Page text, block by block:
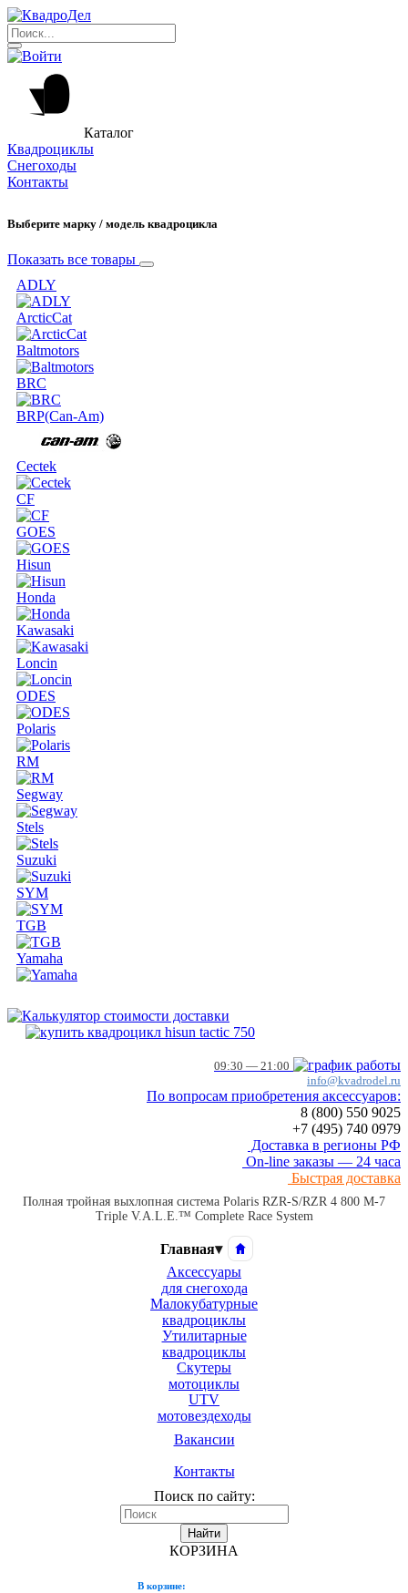
Каталог
Квадроциклы
Снегоходы
Контакты
Выберите марку / модель квадроцикла
Показать все товары
ADLY
ArcticCat
Baltmotors
BRC
BRP(Can-Am)
Cectek
CF
GOES
Hisun
Honda
Kawasaki
Loncin
ODES
Polaris
RM
Segway
Stels
Suzuki
SYM
TGB
Yamaha
09:30 — 21:00
info@kvadrodel.ru
По вопросам приобретения аксессуаров:
8 (800) 550 9025
+7 (495) 740 0979
Доставка в регионы РФ
On-line заказы — 24 часа
Быстрая доставка
Полная тройная выхлопная система Polaris RZR-S/RZR 4 800 M-7
Triple V.A.L.E.™ Complete Race System
Главная▾
Аксессуары
для снегохода
Малокубатурные
квадроциклы
Утилитарные
квадроциклы
Скутеры
мотоциклы
UTV
мотовездеходы
Вакансии
Контакты
Поиск по сайту:
Найти
КОРЗИНА
В корзине: